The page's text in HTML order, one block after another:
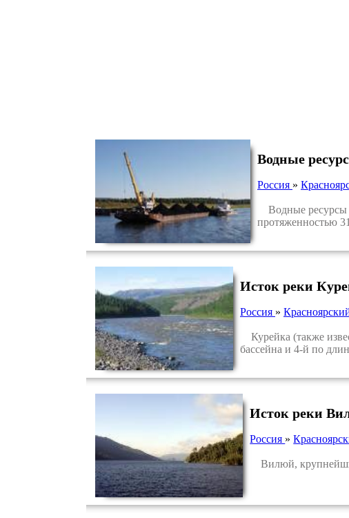
Водные
Россия »
Водные ресурсы
протяженностью
Исток реки
Россия »
Курейка (также
бассейна и 4-й по
Исток реки
Россия »
Вилюй,